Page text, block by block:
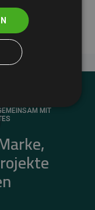
MIT